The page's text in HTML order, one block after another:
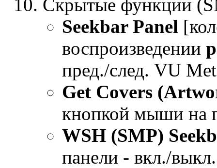
Скрытые функции
Seekbar Panel
воспроизведении
пред./след. VU
Get Covers
кнопкой мыши на
WSH (SMP)
панели - вкл./